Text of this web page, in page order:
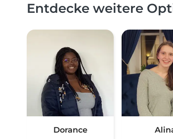
Entdecke weitere
Dorance